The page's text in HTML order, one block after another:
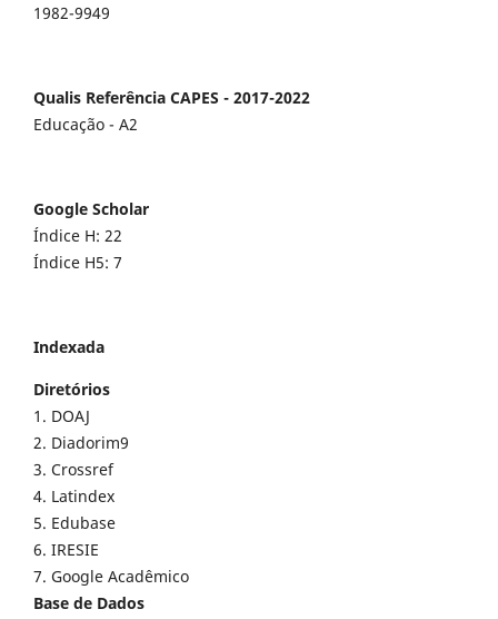
1982-9949
Qualis Referência CAPES - 2017-2022
Educação - A2
Google Scholar
Índice H: 22
Índice H5: 7
Indexada
Diretórios
1. DOAJ
2. Diadorim9
3. Crossref
4. Latindex
5. Edubase
6. IRESIE
7. Google Acadêmico
Base de Dados